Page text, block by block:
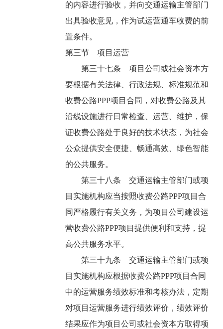
的内容进行验收，并向交通运输主管部门
出具验收意见，作为试运营通车收费的前
置条件。
第三节 项目运营
第三十七条 项目公司或社会资本方
要根据有关法律、行政法规、标准规范和
收费公路PPP项目合同，对收费公路及其
沿线设施进行日常检查、运营、维护，保
证收费公路处于良好的技术状态，为社会
公众提供安全便捷、畅通高效、绿色智能
的公共服务。
第三十八条 交通运输主管部门或项
目实施机构应当按照收费公路PPP项目合
同严格履行有关义务，为项目公司建设运
营收费公路PPP项目提供便利和支持，提
高公共服务水平。
第三十九条 交通运输主管部门或项
目实施机构应根据收费公路PPP项目合同
中的运营服务绩效标准和考核办法，定期
对项目运营服务进行绩效评价，绩效评价
结果应作为项目公司或社会资本方取得项